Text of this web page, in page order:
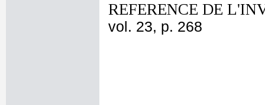
REFERENCE DE
vol. 23, p. 268